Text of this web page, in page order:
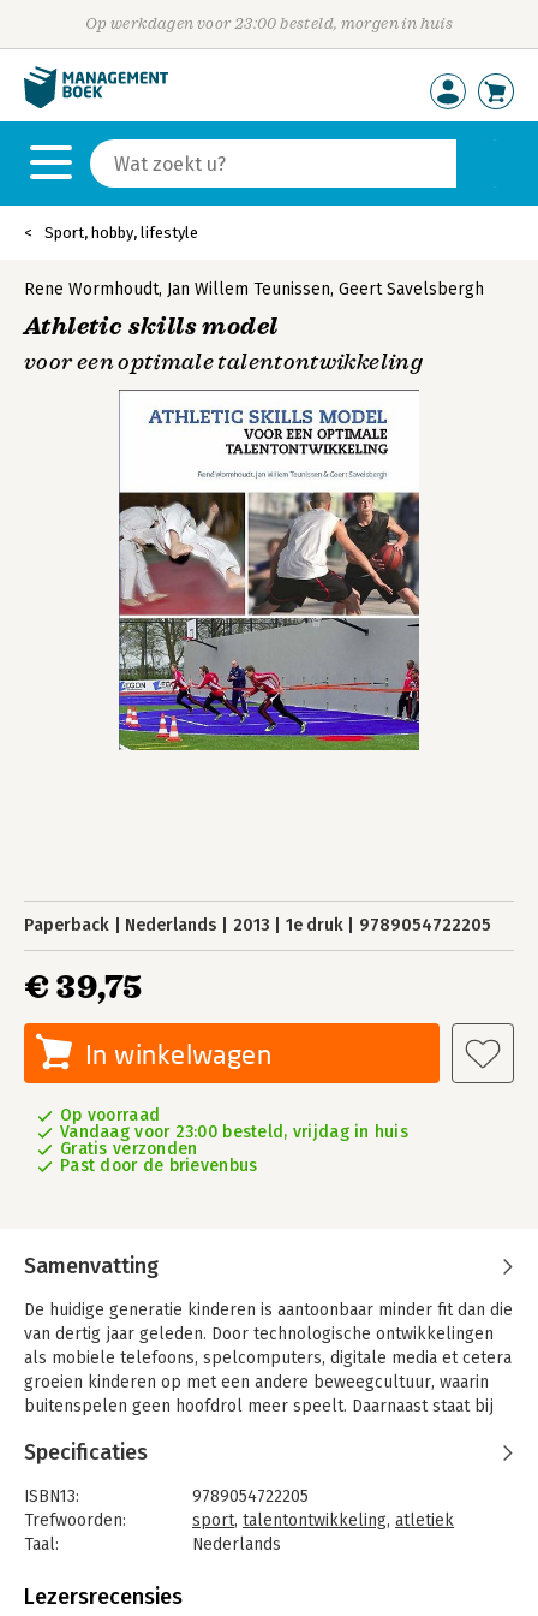
Op werkdagen voor 23:00 besteld, morgen in huis
Sport, hobby, lifestyle
Rene Wormhoudt, Jan Willem Teunissen, Geert Savelsbergh
Athletic skills model
voor een optimale talentontwikkeling
Paperback Nederlands 2013 1e druk 9789054722205
€ 39,75
In winkelwagen
Op voorraad
Vandaag voor 23:00 besteld, vrijdag in huis
Gratis verzonden
Past door de brievenbus
Samenvatting
De huidige generatie kinderen is aantoonbaar minder fit dan die
van dertig jaar geleden. Door technologische ontwikkelingen
als mobiele telefoons, spelcomputers, digitale media et cetera
groeien kinderen op met een andere beweegcultuur, waarin
buitenspelen geen hoofdrol meer speelt. Daarnaast staat bij
lesrooster. Doordat kinderen niet of te weinig in aanraking
algemene atletische vaardigheden niet optimaal ontwikkelen.
Dit is de realiteit waaruit een nieuwe generatie jeugdige
optimale manier worden begeleid naar een sportief leven, is
Specificaties
ISBN13:
9789054722205
Trefwoorden:
sport, talentontwikkeling, atletiek
Taal:
Nederlands
Uitgever:
Lezersrecensies